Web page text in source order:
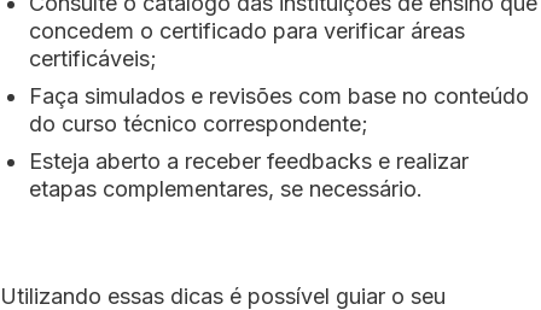
concedem o certificado para verificar áreas
certificáveis;
Faça simulados e revisões com base no conteúdo
do curso técnico correspondente;
Esteja aberto a receber feedbacks e realizar
etapas complementares, se necessário.
Utilizando essas dicas é possível guiar o seu